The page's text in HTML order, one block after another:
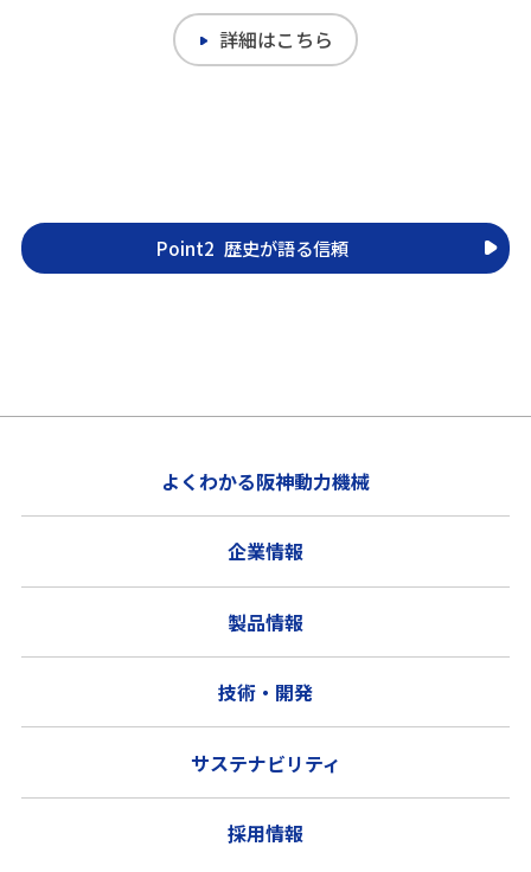
詳細はこちら
Point2 歴史が語る信頼
よくわかる阪神動力機械
企業情報
製品情報
技術・開発
サステナビリティ
採用情報